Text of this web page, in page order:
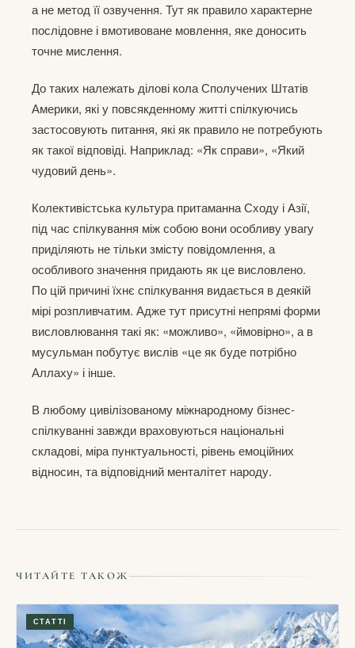
а не метод її озвучення. Тут як правило характерне
послідовне і вмотивоване мовлення, яке доносить
точне мислення.
До таких належать ділові кола Сполучених Штатів
Америки, які у повсякденному житті спілкуючись
застосовують питання, які як правило не потребують
як такої відповіді. Наприклад: «Як справи», «Який
чудовий день».
Колективістська культура притаманна Сходу і Азії,
під час спілкування між собою вони особливу увагу
приділяють не тільки змісту повідомлення, а
особливого значення придають як це висловлено.
По цій причині їхнє спілкування видається в деякій
мірі розпливчатим. Адже тут присутні непрямі форми
висловлювання такі як: «можливо», «ймовірно», а в
мусульман побутує вислів «це як буде потрібно
Аллаху» і інше.
В любому цивілізованому міжнародному бізнес-
спілкуванні завжди враховуються національні
складові, міра пунктуальності, рівень емоційних
відносин, та відповідний менталітет народу.
ЧИТАЙТЕ ТАКОЖ
СТАТТІ